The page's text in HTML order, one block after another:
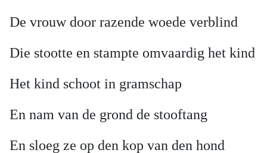
De vrouw door razende woede verblind
Die stootte en stampte omvaardig het kind
Het kind schoot in gramschap
En nam van de grond de stooftang
En sloeg ze op den kop van den hond